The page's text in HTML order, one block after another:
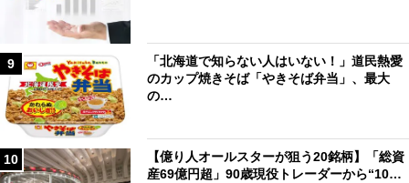
9
「北海道で知らない人はいない！」道民熱愛
のカップ焼きそば「やきそば弁当」、最大
の…
10
【億り人オールスターが狙う20銘柄】「総資
産69億円超」90歳現役トレーダーから“10…